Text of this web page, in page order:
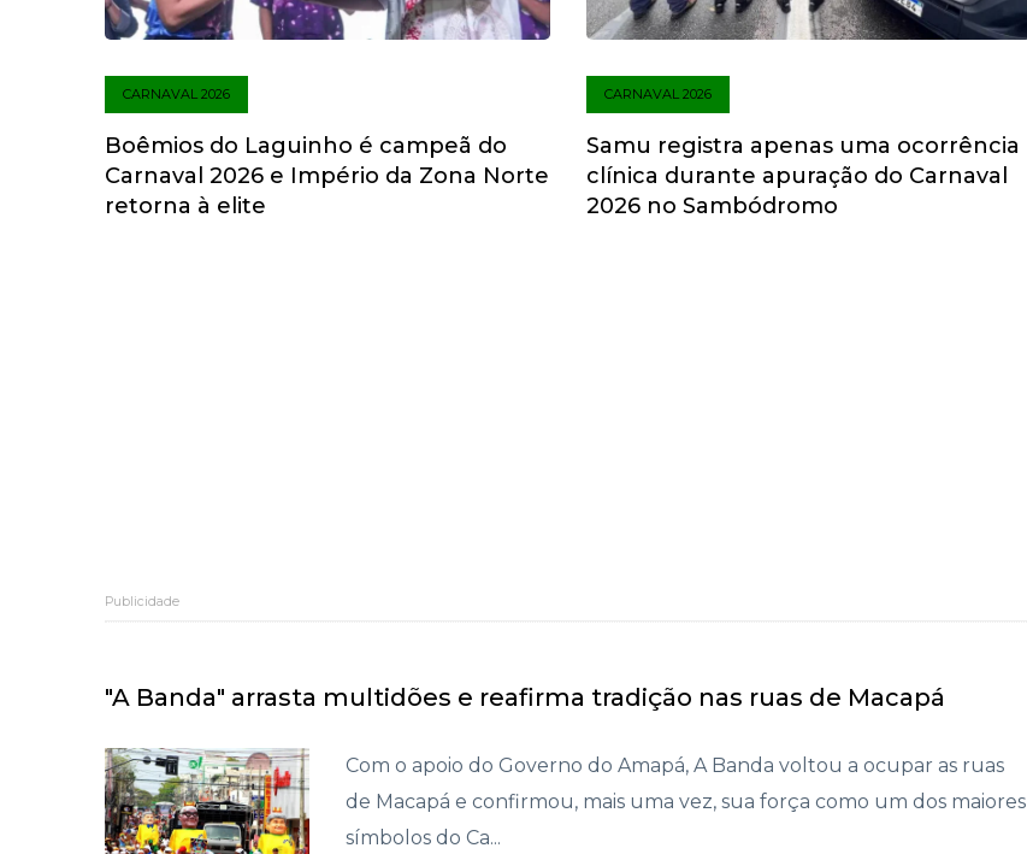
CARNAVAL 2026
Boêmios do Laguinho é campeã do
Carnaval 2026 e Império da Zona Norte
retorna à elite
CARNAVAL 2026
Samu registra apenas uma ocorrência
clínica durante apuração do Carnaval
2026 no Sambódromo
Publicidade
"A Banda" arrasta multidões e reafirma tradição nas ruas de Macapá
Com o apoio do Governo do Amapá, A Banda voltou a ocupar as ruas
de Macapá e confirmou, mais uma vez, sua força como um dos maiores
símbolos do Ca...